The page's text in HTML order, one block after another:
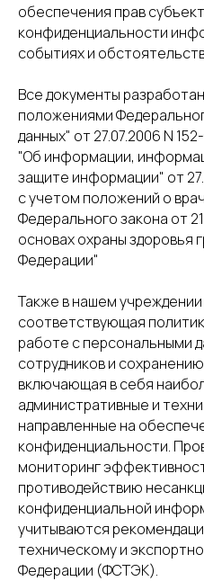
обеспечения прав
конфиденциальности
событиях и
Все документы
положениями
данных" от 27.07.2006 N
"Об информации,
защите информации" от
с учетом положений о
Федерального закона от
основах охраны здоровья
Федерации"
Также в нашем
соответствующая
работе с персональными
сотрудников и
включающая в себя
административные и
направленные на
конфиденциальности.
мониторинг
противодействию
конфиденциальной
учитываются
техническому и
Федерации (ФСТЭК).